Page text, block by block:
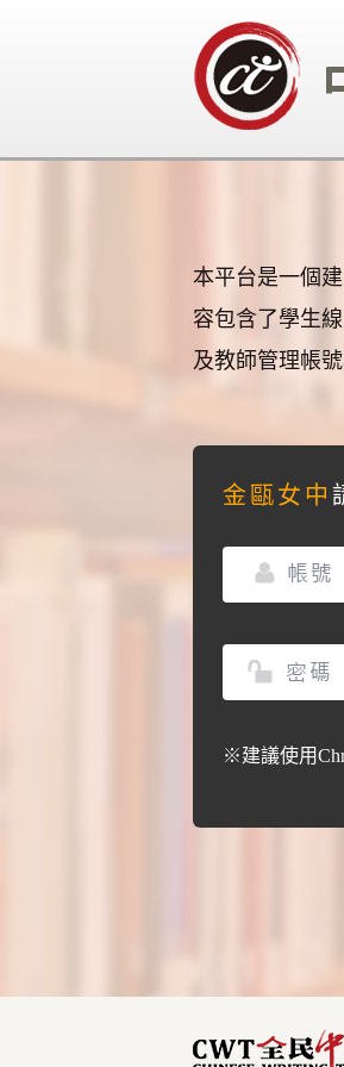
本平台是一個
容包含了學生
及教師管理帳
金甌女中
※建議使用